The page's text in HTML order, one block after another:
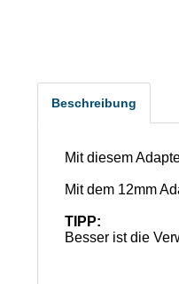
Beschreibung
Mit diesem
Mit dem 12mm
TIPP:
Besser ist die